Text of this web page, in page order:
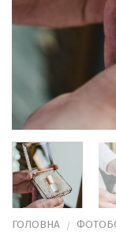
ГОЛОВНА /